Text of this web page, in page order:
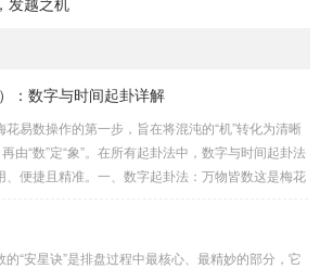
：数字与时间起卦详解
花易数操作的第一步，旨在将混沌的“机”转化为清晰
再由“数”定“象”。在所有起卦法中，数字与时间起卦法
、便捷且精准。一、数字起卦法：万物皆数这是梅花
的“安星诀”是排盘过程中最核心、最精妙的部分，它